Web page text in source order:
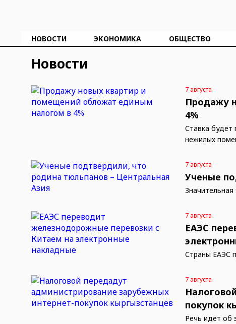
НОВОСТИ ЭКОНОМИКА ОБЩЕСТВО
Новости
7 августа
Продажу
4%
Ставка будет
нежилых
7 августа
Ученые
7 августа
ЕАЭС
Страны ЕАЭС
7 августа
покупок
Речь идет об